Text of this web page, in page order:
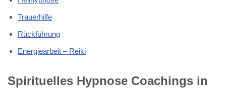
Trauerhilfe
Rückführung
Energiearbeit – Reiki
Spirituelles Hypnose Coachings in